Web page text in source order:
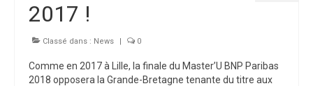
2017 !
Classé dans : News | 0
Comme en 2017 à Lille, la finale du Master’U BNP Paribas
2018 opposera la Grande-Bretagne tenante du titre aux